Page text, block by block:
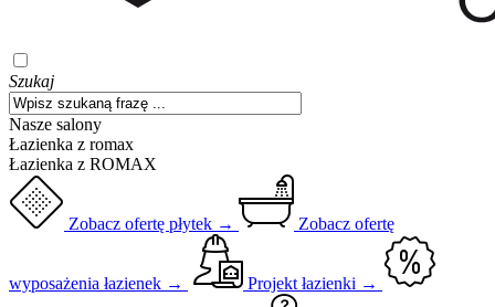
Szukaj
Nasze salony
Łazienka z romax
Łazienka z ROMAX
Zobacz ofertę płytek → Zobacz ofertę
wyposażenia łazienek → Projekt łazienki →